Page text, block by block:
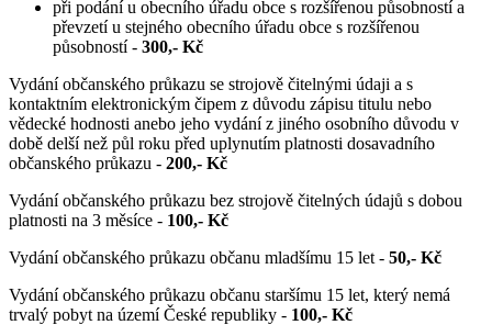
při podání u obecního úřadu obce s rozšířenou působností a
převzetí u stejného obecního úřadu obce s rozšířenou
působností - 300,- Kč
Vydání občanského průkazu se strojově čitelnými údaji a s
kontaktním elektronickým čipem z důvodu zápisu titulu nebo
vědecké hodnosti anebo jeho vydání z jiného osobního důvodu v
době delší než půl roku před uplynutím platnosti dosavadního
občanského průkazu - 200,- Kč
Vydání občanského průkazu bez strojově čitelných údajů s dobou
platnosti na 3 měsíce - 100,- Kč
Vydání občanského průkazu občanu mladšímu 15 let - 50,- Kč
Vydání občanského průkazu občanu staršímu 15 let, který nemá
trvalý pobyt na území České republiky - 100,- Kč